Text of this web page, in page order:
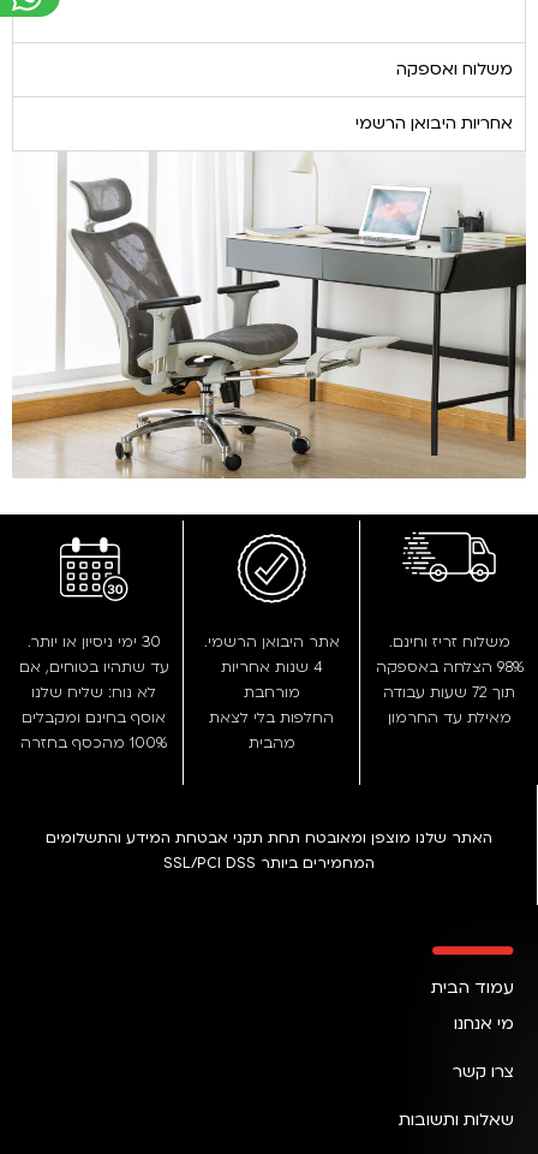
משלוח ואספקה
אחריות היבואן הרשמי
משלוח זריז וחינם.
98% הצלחה באספקה
תוך 72 שעות עבודה
מאילת עד החרמון
אתר היבואן הרשמי.
4 שנות אחריות
מורחבת
החלפות בלי לצאת
מהבית
30 ימי ניסיון או יותר.
עד שתהיו בטוחים, אם
לא נוח: שליח שלנו
אוסף בחינם ומקבלים
100% מהכסף בחזרה
האתר שלנו מוצפן ומאובטח תחת תקני אבטחת המידע והתשלומים
המחמירים ביותר SSL/PCI DSS
עמוד הבית
מי אנחנו
צרו קשר
שאלות ותשובות